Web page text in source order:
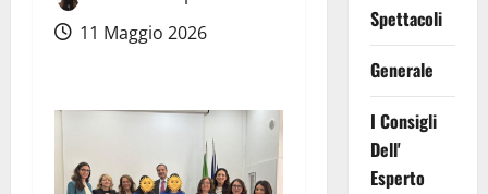
11 Maggio 2026
Spettacoli
Generale
I Consigli
Dell'
Esperto